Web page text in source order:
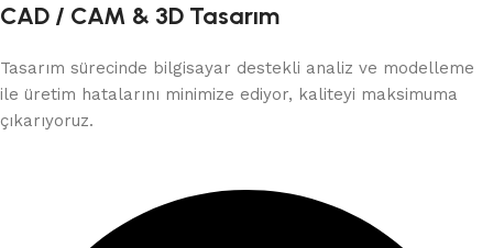
CAD / CAM & 3D Tasarım
Tasarım sürecinde bilgisayar destekli analiz ve modelleme
ile üretim hatalarını minimize ediyor, kaliteyi maksimuma
çıkarıyoruz.